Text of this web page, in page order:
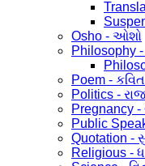
Osho - ઓશો
Philosophy -
Poem -
Politics -
Pregnancy -
Public
Quotation -
Religious -